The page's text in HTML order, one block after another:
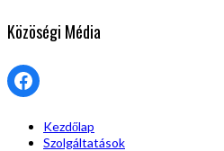
Közöségi Média
Facebook
Kezdőlap
Szolgáltatások